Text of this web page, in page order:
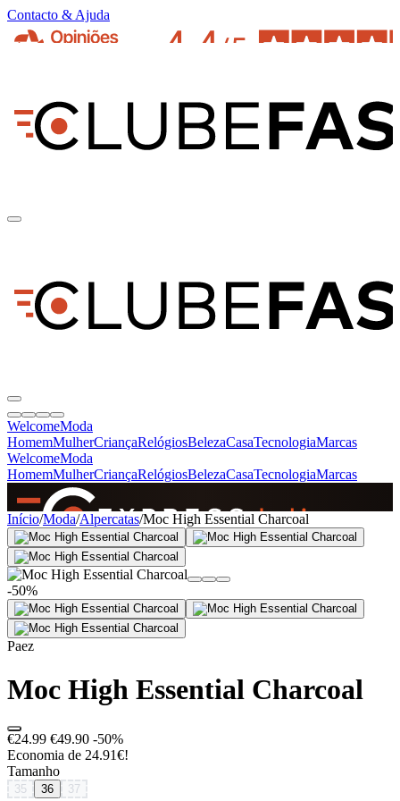
Contacto & Ajuda
WelcomeModa
HomemMulherCriançaRelógiosBelezaCasaTecnologiaMarcas
WelcomeModa
HomemMulherCriançaRelógiosBelezaCasaTecnologiaMarcas
SINCE 2005
+de 36.000 reviews
Início/Moda/Alpercatas/Moc High Essential Charcoal
-50%
Paez
Moc High Essential Charcoal
€24.99 €49.90 -50%
Economia de 24.91€!
Tamanho
35 36 37